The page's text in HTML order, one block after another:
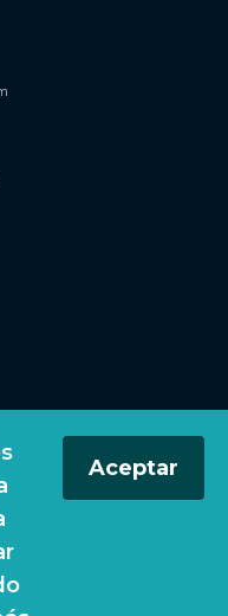
por la Bolsa de Valores de
bondad de los valores inscritos
los derechos
Aceptar